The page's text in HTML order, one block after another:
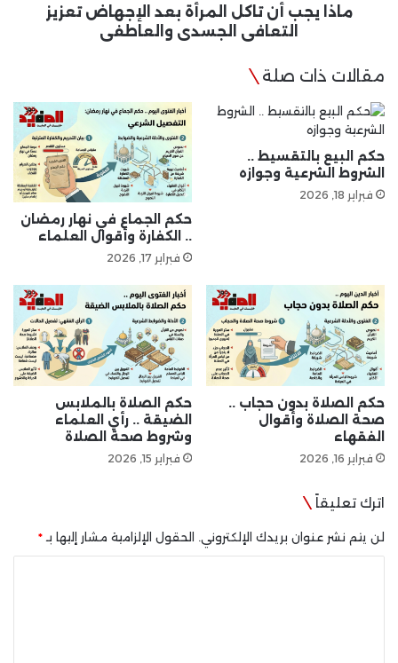
الجسديماذا يجب أن تاكل المرأة بعد الإجهاض تعزيز
التعافي الجسدي والعاطفي
مقالات ذات صلة
حكم البيع بالتقسيط ..
الشروط الشرعية وجوازه
فبراير 18, 2026
حكم الجماع في نهار رمضان
.. الكفارة وأقوال العلماء
فبراير 17, 2026
حكم الصلاة بدون حجاب ..
صحة الصلاة وأقوال
الفقهاء
فبراير 16, 2026
حكم الصلاة بالملابس
الضيقة .. رأي العلماء
وشروط صحة الصلاة
فبراير 15, 2026
اترك تعليقاً
لن يتم نشر عنوان بريدك الإلكتروني. الحقول الإلزامية مشار إليها بـ *